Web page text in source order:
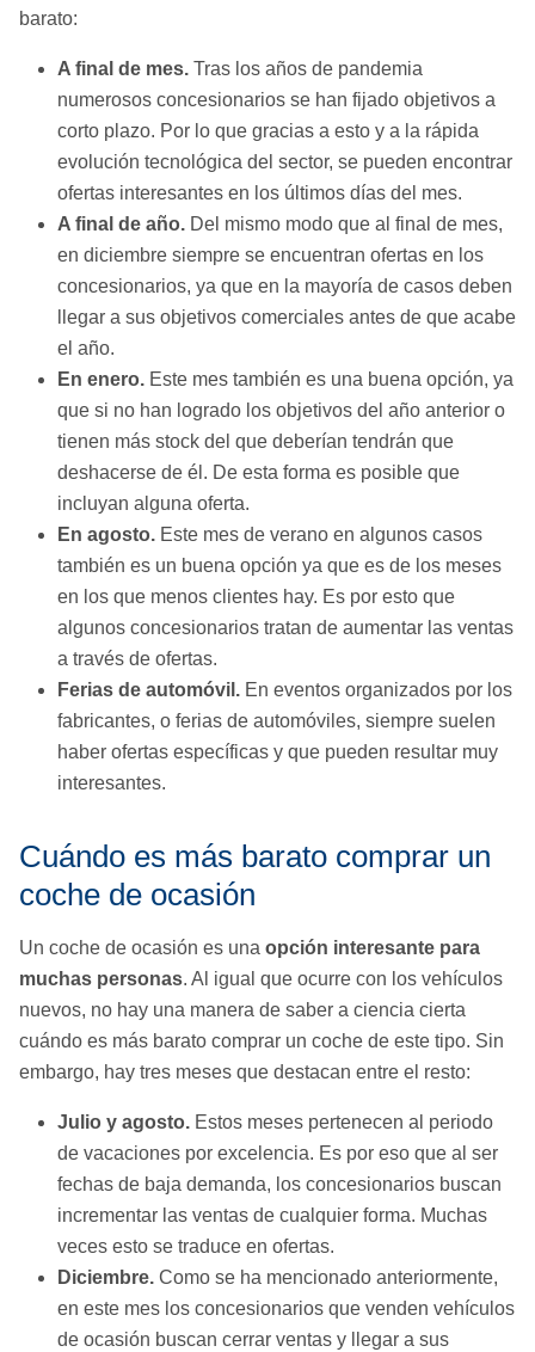
barato:
A final de mes. Tras los años de pandemia
numerosos concesionarios se han fijado objetivos a
corto plazo. Por lo que gracias a esto y a la rápida
evolución tecnológica del sector, se pueden encontrar
ofertas interesantes en los últimos días del mes.
A final de año. Del mismo modo que al final de mes,
en diciembre siempre se encuentran ofertas en los
concesionarios, ya que en la mayoría de casos deben
llegar a sus objetivos comerciales antes de que acabe
el año.
En enero. Este mes también es una buena opción, ya
que si no han logrado los objetivos del año anterior o
tienen más stock del que deberían tendrán que
deshacerse de él. De esta forma es posible que
incluyan alguna oferta.
En agosto. Este mes de verano en algunos casos
también es un buena opción ya que es de los meses
en los que menos clientes hay. Es por esto que
algunos concesionarios tratan de aumentar las ventas
a través de ofertas.
Ferias de automóvil. En eventos organizados por los
fabricantes, o ferias de automóviles, siempre suelen
haber ofertas específicas y que pueden resultar muy
interesantes.
Cuándo es más barato comprar un
coche de ocasión
Un coche de ocasión es una opción interesante para
muchas personas. Al igual que ocurre con los vehículos
nuevos, no hay una manera de saber a ciencia cierta
cuándo es más barato comprar un coche de este tipo. Sin
embargo, hay tres meses que destacan entre el resto:
Julio y agosto. Estos meses pertenecen al periodo
de vacaciones por excelencia. Es por eso que al ser
fechas de baja demanda, los concesionarios buscan
incrementar las ventas de cualquier forma. Muchas
veces esto se traduce en ofertas.
Diciembre. Como se ha mencionado anteriormente,
en este mes los concesionarios que venden vehículos
de ocasión buscan cerrar ventas y llegar a sus